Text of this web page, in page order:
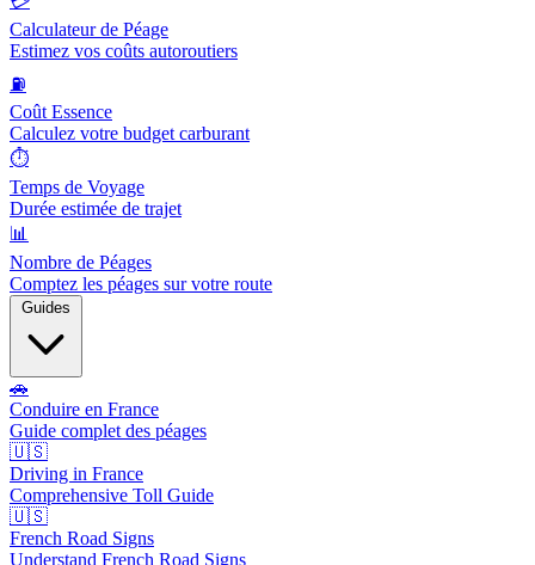
Calculateur de Péage
Estimez vos coûts autoroutiers
⛽
Coût Essence
Calculez votre budget carburant
⏱️
Temps de Voyage
Durée estimée de trajet
📊
Nombre de Péages
Comptez les péages sur votre route
Guides
🚗
Conduire en France
Guide complet des péages
🇺🇸
Driving in France
Comprehensive Toll Guide
🇺🇸
French Road Signs
Understand French Road Signs